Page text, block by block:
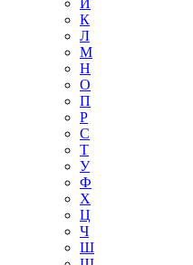
К
Л
М
Н
О
П
Р
С
Т
У
Ф
Х
Ц
Ч
Ш